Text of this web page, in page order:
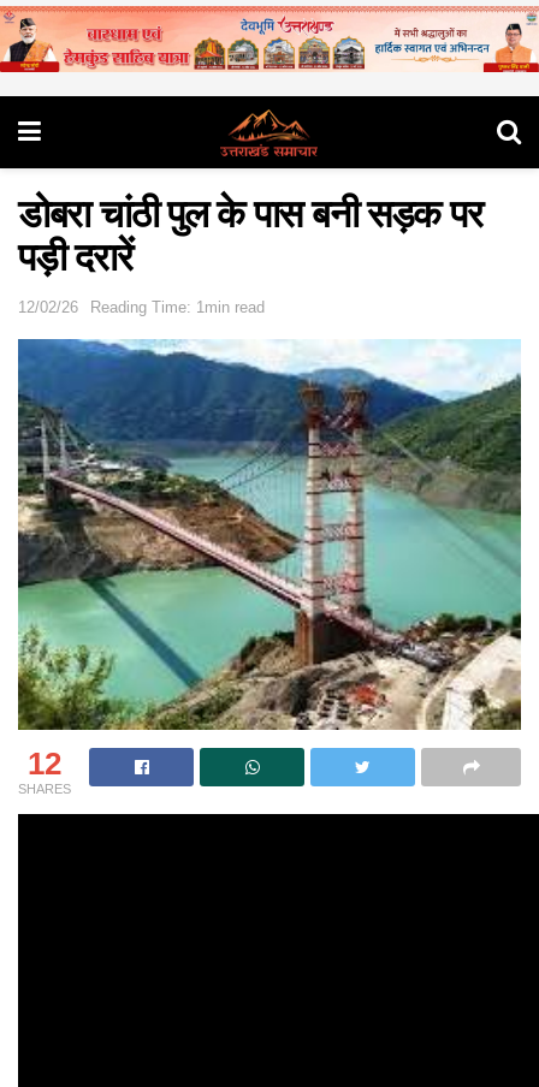
डोबरा चांठी पुल के पास बनी सड़क पर
पड़ी दरारें
12/02/26 Reading Time: 1min read
12
SHARES